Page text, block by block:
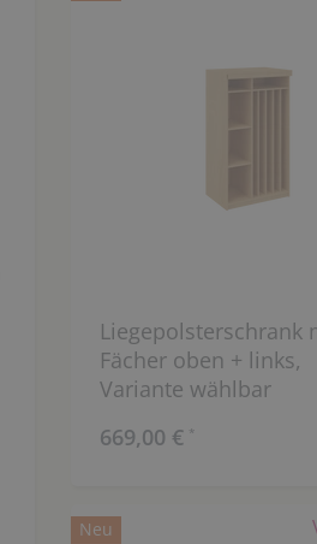
Liegepolsterschrank
Fächer oben + links,
Variante wählbar
669,00 € *
Neu